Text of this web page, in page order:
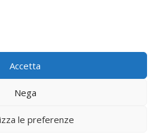
Accetta
Nega
le preferenze
-SITEMAP
POC RADIO ITALIA